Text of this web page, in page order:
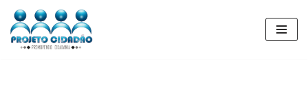
Pular